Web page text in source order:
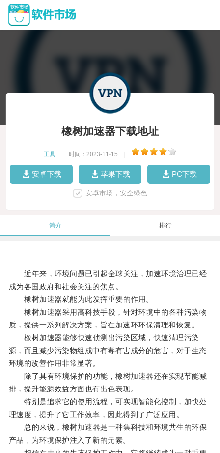
橡树加速器下载地址
工具 时间：2023-11-15
安卓下载 苹果下载 PC下载
安卓市场，安全绿色
简介 排行
近年来，环境问题已引起全球关注，加速环境治理已经
成为各国政府和社会关注的焦点。
橡树加速器就能为此发挥重要的作用。
橡树加速器采用高科技手段，针对环境中的各种污染物
质，提供一系列解决方案，旨在加速环环保清理和恢复。
橡树加速器能够快速侦测出污染区域，快速清理污染
源，而且减少污染物组成中有毒有害成分的危害，对于生态
环境的改善作用非常显著。
除了具有环境保护的功能，橡树加速器还在实现节能减
排，提升能源效益方面也有出色表现。
特别是追求它的使用流程，可实现智能化控制，加快处
理速度，提升了它工作效率，因此得到了广泛应用。
总的来说，橡树加速器是一种集科技和环境共生的环保
产品，为环境保护注入了新的元素。